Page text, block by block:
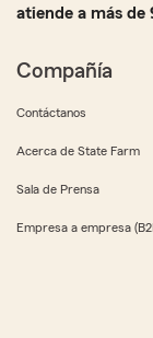
atiende a más de
Compañía
Contáctanos
Acerca de State Farm
Sala de Prensa
Empresa a empresa